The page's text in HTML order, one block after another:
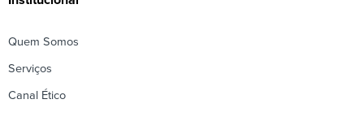
Quem Somos
Serviços
Canal Ético